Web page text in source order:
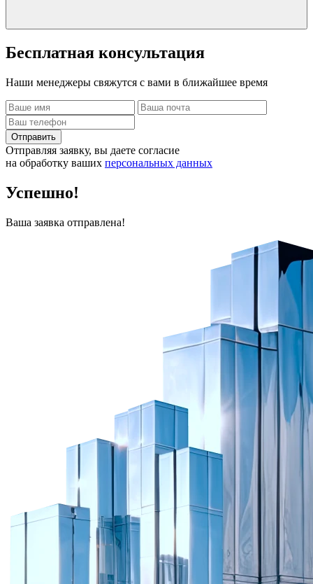
Бесплатная консультация
Наши менеджеры свяжутся с вами в ближайшее время
Отправить
Отправляя заявку, вы даете согласие
на обработку ваших персональных данных
Успешно!
Ваша заявка отправлена!